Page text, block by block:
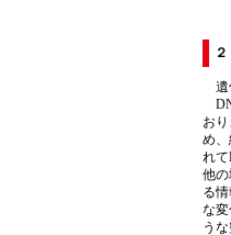
遺
お
め
れ
他
る
な
う